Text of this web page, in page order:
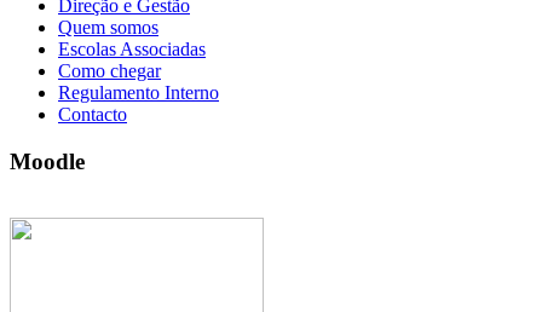
Direção e Gestão
Quem somos
Escolas Associadas
Como chegar
Regulamento Interno
Contacto
Moodle